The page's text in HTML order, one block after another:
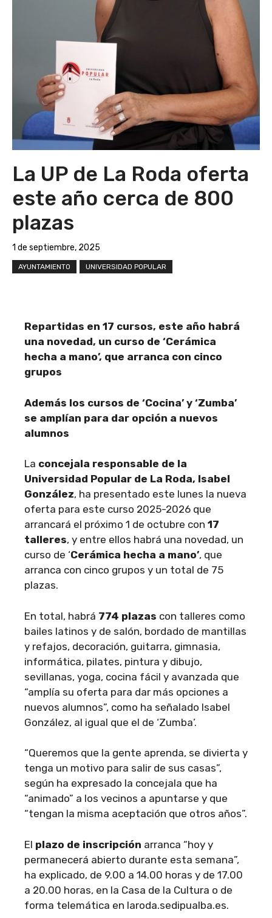
La UP de La Roda oferta
este año cerca de 800
plazas
1 de septiembre, 2025
AYUNTAMIENTO UNIVERSIDAD POPULAR
Repartidas en 17 cursos, este año habrá
una novedad, un curso de ‘Cerámica
hecha a mano’, que arranca con cinco
grupos
Además los cursos de ‘Cocina’ y ‘Zumba’
se amplían para dar opción a nuevos
alumnos
La concejala responsable de la
Universidad Popular de La Roda, Isabel
González, ha presentado este lunes la nueva
oferta para este curso 2025-2026 que
arrancará el próximo 1 de octubre con 17
talleres, y entre ellos habrá una novedad, un
curso de ‘Cerámica hecha a mano’, que
arranca con cinco grupos y un total de 75
plazas.
En total, habrá 774 plazas con talleres como
bailes latinos y de salón, bordado de mantillas
y refajos, decoración, guitarra, gimnasia,
informática, pilates, pintura y dibujo,
sevillanas, yoga, cocina fácil y avanzada que
“amplía su oferta para dar más opciones a
nuevos alumnos”, como ha señalado Isabel
González, al igual que el de ‘Zumba’.
“Queremos que la gente aprenda, se divierta y
tenga un motivo para salir de sus casas”,
según ha expresado la concejala que ha
“animado” a los vecinos a apuntarse y que
“tengan la misma aceptación que otros años”.
El plazo de inscripción arranca “hoy y
permanecerá abierto durante esta semana”,
ha explicado, de 9.00 a 14.00 horas y de 17.00
a 20.00 horas, en la Casa de la Cultura o de
forma telemática en laroda.sedipualba.es.